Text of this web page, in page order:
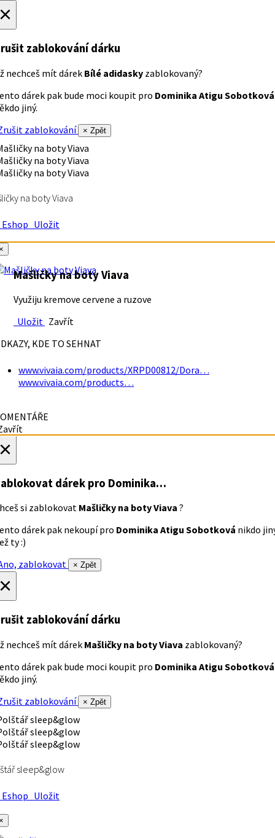
zablokování dárku
nechceš mít dárek Bílé adidasky zablokovaný?
dárek pak bude moci koupit pro Dominika Atigu Sobotková
jiný.
zablokování
× Zpět
na boty Viava
Uložit
Mašličky na boty Viava
Využiju kremove cervene a ruzove
Uložit Zavřít
KDE TO SEHNAT
www.vivaia.com/products/XRPD00812/Dora…
www.vivaia.com/products…
dárek pro Dominika…
si zablokovat Mašličky na boty Viava ?
dárek pak nekoupí pro Dominika Atigu Sobotková nikdo
ty :)
zablokovat
× Zpět
zablokování dárku
nechceš mít dárek Mašličky na boty Viava zablokovaný?
dárek pak bude moci koupit pro Dominika Atigu Sobotková
jiný.
zablokování
× Zpět
sleep&glow
Uložit